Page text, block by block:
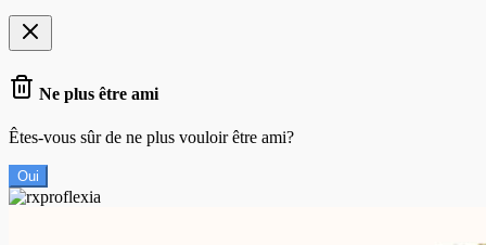
Ne plus être ami
Êtes-vous sûr de ne plus vouloir être ami?
Oui